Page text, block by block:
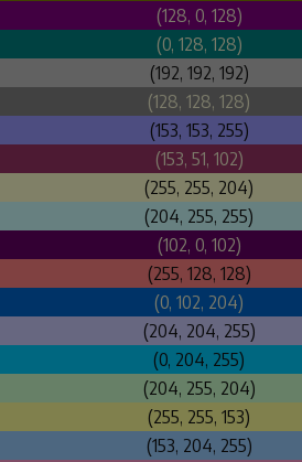
(128, 0, 128)
(0, 128, 128)
(192, 192, 192)
(128, 128, 128)
(153, 153, 255)
(153, 51, 102)
(255, 255, 204)
(204, 255, 255)
(102, 0, 102)
(255, 128, 128)
(0, 102, 204)
(204, 204, 255)
(0, 204, 255)
(204, 255, 204)
(255, 255, 153)
(153, 204, 255)